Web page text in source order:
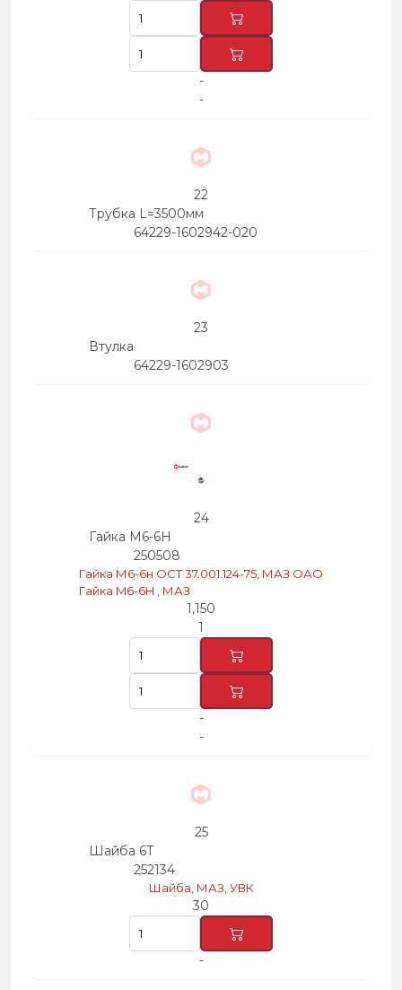
-
-
22
Трубка L=3500мм
64229-1602942-020
23
Втулка
64229-1602903
24
Гайка М6-6Н
250508
Гайка М6-6н ОСТ 37.001.124-75, МАЗ ОАО
Гайка M6-6H , МАЗ
1,150
1
-
-
25
Шайба 6Т
252134
Шайба, МАЗ, УВК
30
-